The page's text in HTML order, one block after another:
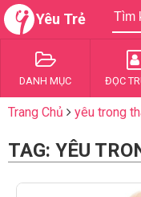
Yêu Trẻ
DANH MỤC ĐỌC
Trang Chủ yêu trong
TAG: YÊU